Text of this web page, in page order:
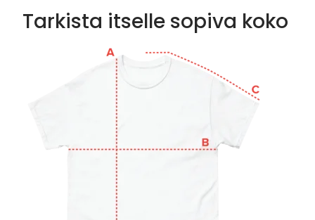
Tarkista itselle sopiva koko